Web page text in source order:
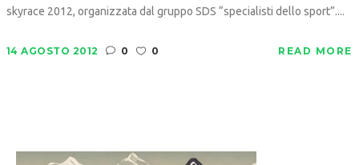
skyrace 2012, organizzata dal gruppo SDS “specialisti dello sport”....
14 AGOSTO 2012 0 0 READ MORE